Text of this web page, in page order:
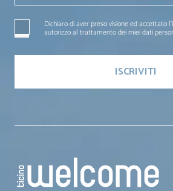
Dichiaro di aver preso visione ed accettato
autorizzo al trattamento dei miei dati